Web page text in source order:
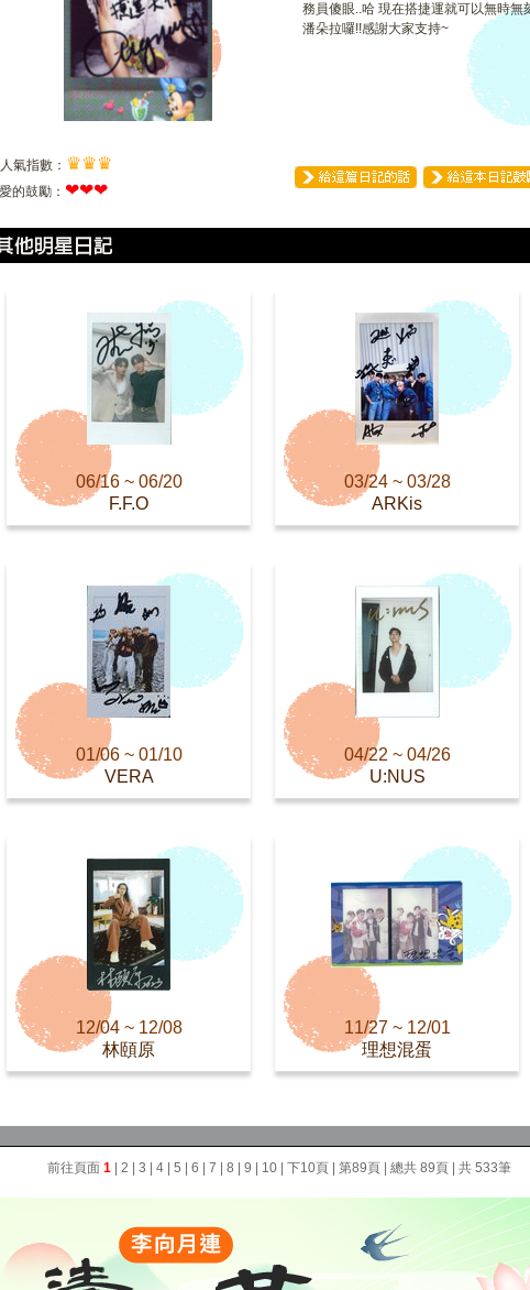
務員傻眼..哈 現在搭捷運就可以無時無
潘朵拉囉!!感謝大家支持~
人氣指數： ♛♛♛
的鼓勵： ❤❤❤
06/16 ~ 06/20
F.F.O
03/24 ~ 03/28
ARKis
01/06 ~ 01/10
VERA
04/22 ~ 04/26
U:NUS
12/04 ~ 12/08
林頤原
11/27 ~ 12/01
理想混蛋
前往頁面 1| 2 3 4| 5 6 7 8 9 10| 下10頁| 第89頁| 總共 89頁 | 共 533筆